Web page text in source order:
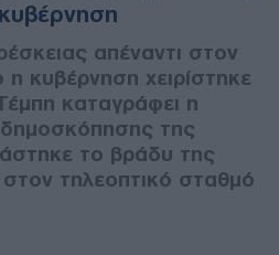
απέναντι στον
κυβέρνηση χειρίστηκε
καταγράφει η
της
το βράδυ της
στον τηλεοπτικό σταθμό